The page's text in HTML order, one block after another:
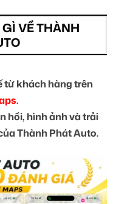
VỀ THÀNH
từ khách hàng trên
hồi, hình ảnh và trải
Thành Phát Auto.